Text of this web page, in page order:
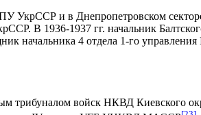
УкрССР и в Днепропетровском
В 1936-1937 гг. начальник
начальника 4 отдела 1-го
трибуналом войск НКВД Киевского